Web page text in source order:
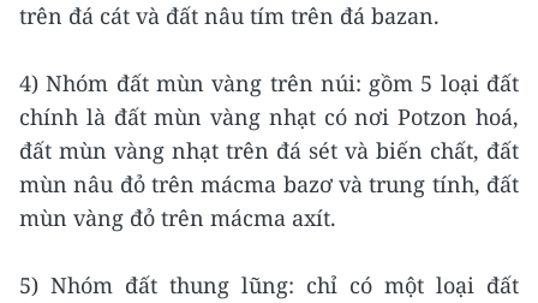
trên đá cát và đất nâu tím trên đá bazan.
4) Nhóm đất mùn vàng trên núi: gồm 5 loại đất
chính là đất mùn vàng nhạt có nơi Potzon hoá,
đất mùn vàng nhạt trên đá sét và biến chất, đất
mùn nâu đỏ trên mácma bazơ và trung tính, đất
mùn vàng đỏ trên mácma axít.
5) Nhóm đất thung lũng: chỉ có một loại đất